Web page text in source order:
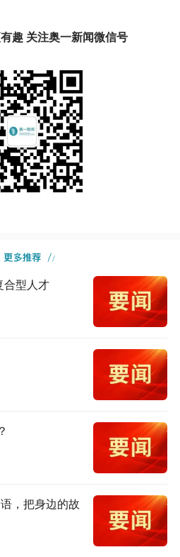
趣 关注奥一新闻微信号
合型人才
，把身边的故